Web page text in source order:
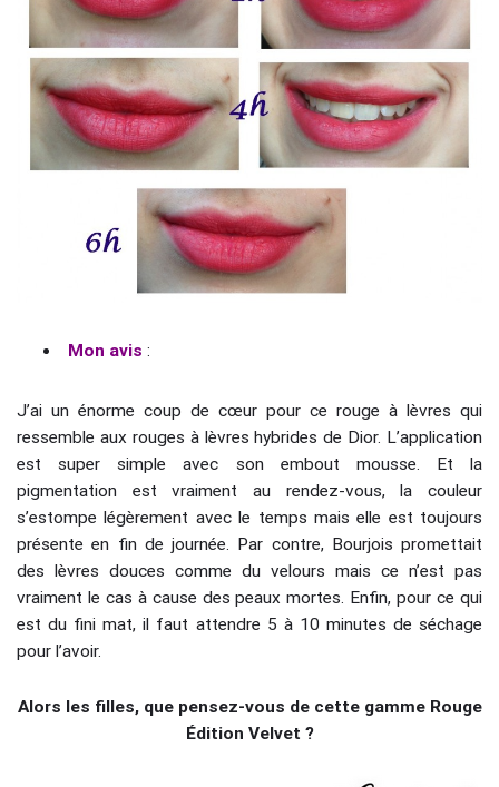
Mon avis :
J’ai un énorme coup de cœur pour ce rouge à lèvres qui
ressemble aux rouges à lèvres hybrides de Dior. L’application
est super simple avec son embout mousse. Et la
pigmentation est vraiment au rendez-vous, la couleur
s’estompe légèrement avec le temps mais elle est toujours
présente en fin de journée. Par contre, Bourjois promettait
des lèvres douces comme du velours mais ce n’est pas
vraiment le cas à cause des peaux mortes. Enfin, pour ce qui
est du fini mat, il faut attendre 5 à 10 minutes de séchage
pour l’avoir.
Alors les filles, que pensez-vous de cette gamme Rouge
Édition Velvet ?